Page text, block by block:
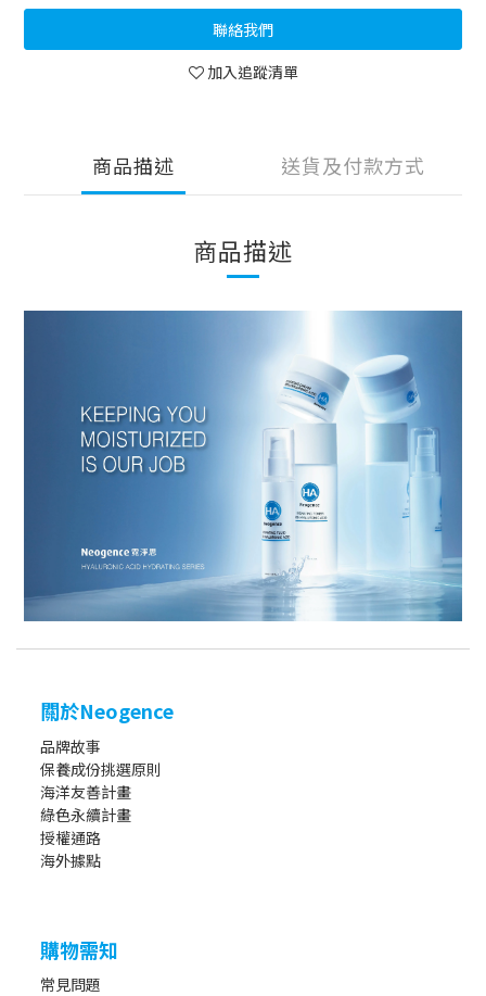
聯絡我們
加入追蹤清單
商品描述 送貨及付款方式
商品描述
關於Neogence
品牌故事
保養成份挑選原則
海洋友善計畫
綠色永續計畫
授權通路
海外據點
購物需知
常見問題